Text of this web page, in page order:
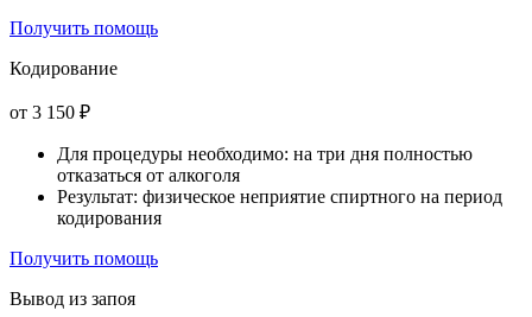
Получить помощь
Кодирование
от 3 150 ₽
Для процедуры необходимо: на три дня полностью
отказаться от алкоголя
Результат: физическое неприятие спиртного на период
кодирования
Получить помощь
Вывод из запоя